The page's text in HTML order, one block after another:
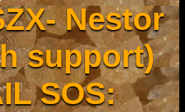
Nestor
support)
SOS: